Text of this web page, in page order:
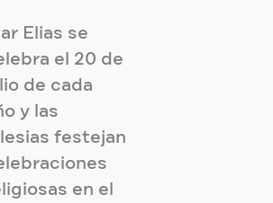
Elias se
el 20 de
de cada
y las
festejan
en el